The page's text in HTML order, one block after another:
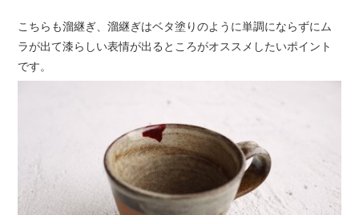
こちらも溜継ぎ、溜継ぎはベタ塗りのように単調にならずにム
ラが出て漆らしい表情が出るところがオススメしたいポイント
です。